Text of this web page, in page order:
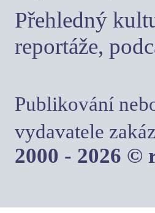
Přehledný
reportáže,
Publikování
vydavatele
2000 - 2026 ©